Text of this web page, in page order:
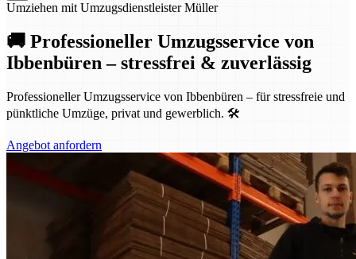
Umziehen mit Umzugsdienstleister Müller
🚚 Professioneller Umzugsservice von
Ibbenbüren – stressfrei & zuverlässig
Professioneller Umzugsservice von Ibbenbüren – für stressfreie und
pünktliche Umzüge, privat und gewerblich. 🛠️
Angebot anfordern